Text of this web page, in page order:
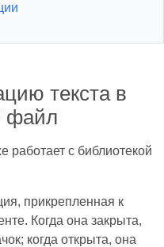
текста в
файл
с библиотекой
прикрепленная к
Когда она закрыта,
когда открыта, она